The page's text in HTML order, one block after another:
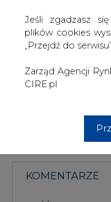
Jeśli zgadzasz
plików cookies
„Przejdź do
Zarząd Agencji
CIRE.pl
#Materiały
Artykuł powstał bez
szkoleń
KOMENTARZE
TREŚĆ KOMENTARZA